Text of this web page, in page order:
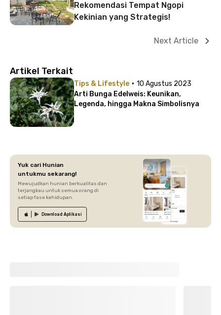
Rekomendasi Tempat Ngopi
Kekinian yang Strategis!
Next Article
Artikel Terkait
Tips & Lifestyle · 10 Agustus 2023
Arti Bunga Edelweis: Keunikan,
Legenda, hingga Makna Simbolisnya
Yuk cari Hunian
untukmu sekarang!
Mewujudkan hunian berkualitas dan
terjangkau untuk semua orang di
setiap fase kehidupan.
Download Aplikasi